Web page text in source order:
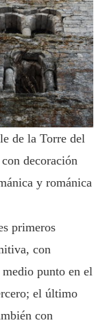
de la Torre del
decoración
y románica
primeros
con
medio punto en el
el último
con